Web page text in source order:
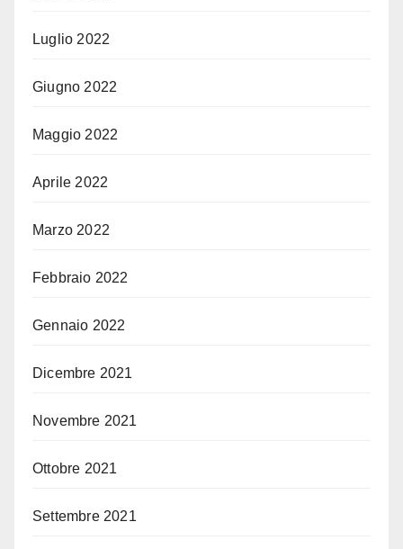
Luglio 2022
Giugno 2022
Maggio 2022
Aprile 2022
Marzo 2022
Febbraio 2022
Gennaio 2022
Dicembre 2021
Novembre 2021
Ottobre 2021
Settembre 2021